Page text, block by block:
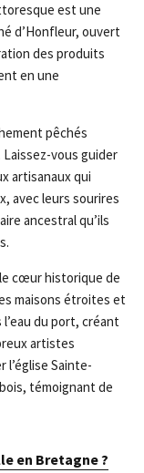
est une
d’Honfleur, ouvert
des produits
en une
pêchés
vous guider
artisanaux qui
avec leurs sourires
ancestral qu’ils
le cœur historique de
maisons étroites et
du port, créant
artistes
l’église Sainte-
témoignant de
en Bretagne ?